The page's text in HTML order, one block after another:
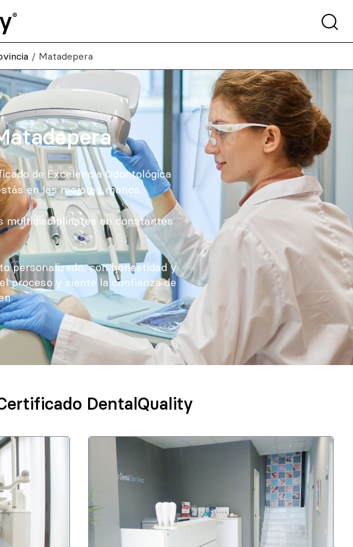
/ Matadepera
de Excelencia Odontológica
en las mejores manos.
multidisciplinares en constantes
personalizado, con honestidad y
proceso y siente la confianza de
DentalQuality